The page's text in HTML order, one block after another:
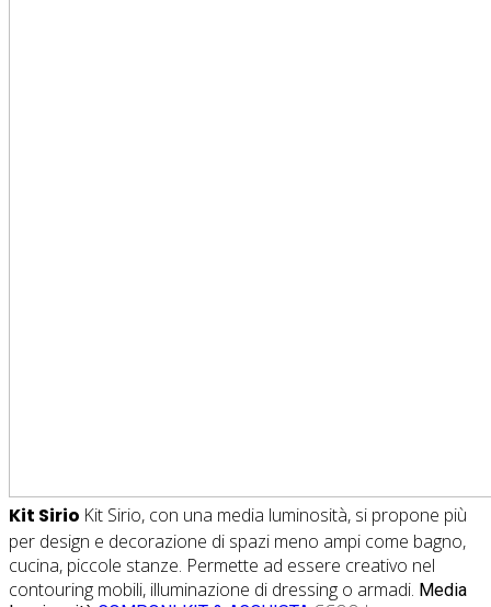
Kit Sirio Kit Sirio, con una media luminosità, si propone più
per design e decorazione di spazi meno ampi come bagno,
cucina, piccole stanze. Permette ad essere creativo nel
contouring mobili, illuminazione di dressing o armadi. Media